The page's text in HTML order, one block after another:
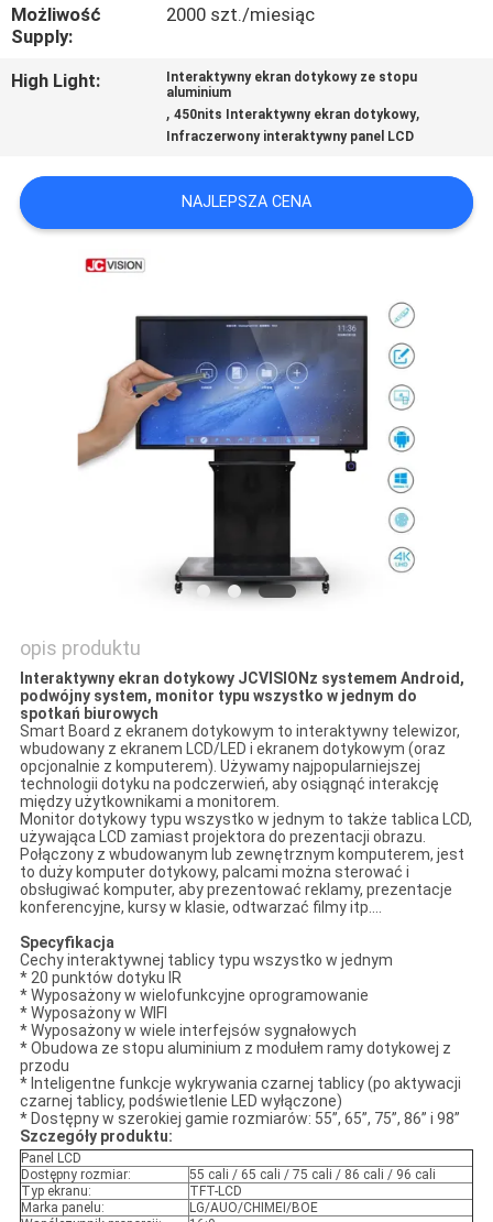
AKTUALNOŚCI
WSZYSTKIE
POPROSIĆ
O
SITEMAP
POLITYKA
PRYWATNOŚCI
Możliwość
Supply:
2000 szt./miesiąc
High Light:
Interaktywny ekran dotykowy ze stopu
aluminium
,450nits Interaktywny ekran dotykowy,
Infraczerwony interaktywny panel LCD
NAJLEPSZA CENA
opis produktu
Interaktywny ekran dotykowy JCVISIONz systemem Android,
podwójny system, monitor typu wszystko w jednym do
spotkań biurowych
Smart Board z ekranem dotykowym to interaktywny telewizor,
wbudowany z ekranem LCD/LED i ekranem dotykowym (oraz
opcjonalnie z komputerem). Używamy najpopularniejszej
technologii dotyku na podczerwień, aby osiągnąć interakcję
między użytkownikami a monitorem.
Monitor dotykowy typu wszystko w jednym to także tablica LCD,
używająca LCD zamiast projektora do prezentacji obrazu.
Połączony z wbudowanym lub zewnętrznym komputerem, jest
to duży komputer dotykowy, palcami można sterować i
obsługiwać komputer, aby prezentować reklamy, prezentacje
konferencyjne, kursy w klasie, odtwarzać filmy itp.…
Specyfikacja
Cechy interaktywnej tablicy typu wszystko w jednym
* 20 punktów dotyku IR
* Wyposażony w wielofunkcyjne oprogramowanie
* Wyposażony w WIFI
* Wyposażony w wiele interfejsów sygnałowych
* Obudowa ze stopu aluminium z modułem ramy dotykowej z
przodu
* Inteligentne funkcje wykrywania czarnej tablicy (po aktywacji
czarnej tablicy, podświetlenie LED wyłączone)
* Dostępny w szerokiej gamie rozmiarów: 55”, 65”, 75”, 86” i 98”
Szczegóły produktu:
Panel LCD
Dostępny rozmiar:
55 cali / 65 cali / 75 cali / 86 cali / 96 cali
Typ ekranu:
TFT-LCD
Marka panelu:
LG/AUO/CHIMEI/BOE